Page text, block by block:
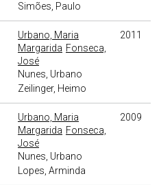
Simões, Paulo
Urbano, Maria
Margarida Fonseca,
José
Nunes, Urbano
Zeilinger, Heimo
2011
Urbano, Maria
Margarida Fonseca,
José
Nunes, Urbano
Lopes, Arminda
2009